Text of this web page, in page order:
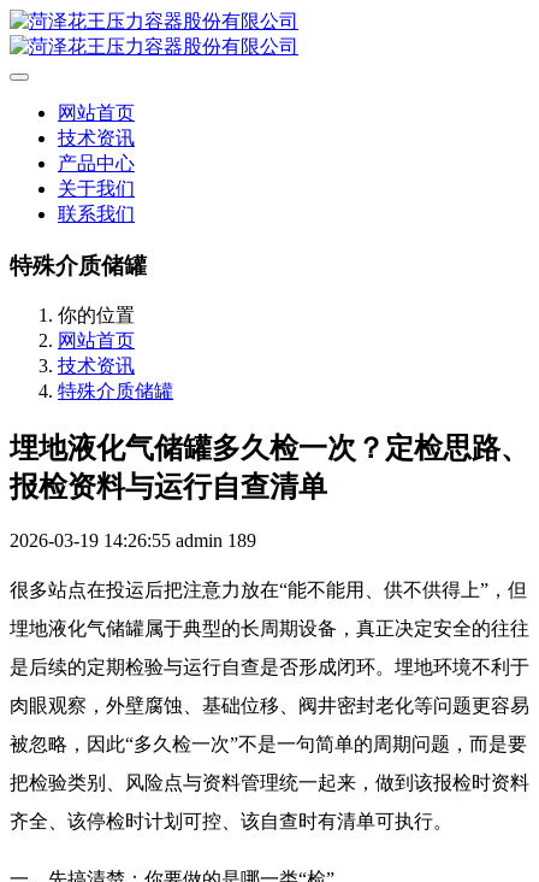
网站首页
技术资讯
产品中心
关于我们
联系我们
特殊介质储罐
你的位置
网站首页
技术资讯
特殊介质储罐
埋地液化气储罐多久检一次？定检思路、
报检资料与运行自查清单
2026-03-19 14:26:55 admin 189
很多站点在投运后把注意力放在“能不能用、供不供得上”，但
埋地液化气储罐属于典型的长周期设备，真正决定安全的往往
是后续的定期检验与运行自查是否形成闭环。埋地环境不利于
肉眼观察，外壁腐蚀、基础位移、阀井密封老化等问题更容易
被忽略，因此“多久检一次”不是一句简单的周期问题，而是要
把检验类别、风险点与资料管理统一起来，做到该报检时资料
齐全、该停检时计划可控、该自查时有清单可执行。